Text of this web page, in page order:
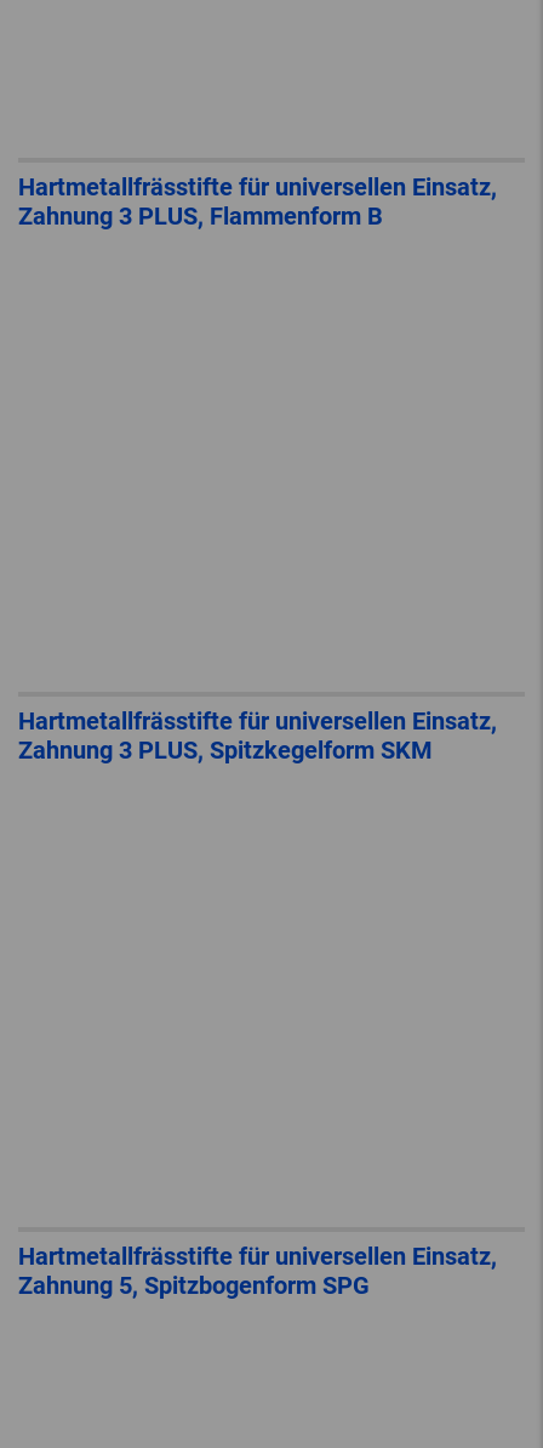
Hartmetallfrässtifte für universellen Einsatz,
Zahnung 3 PLUS, Flammenform B
Hartmetallfrässtifte für universellen Einsatz,
Zahnung 3 PLUS, Spitzkegelform SKM
Hartmetallfrässtifte für universellen Einsatz,
Zahnung 5, Spitzbogenform SPG